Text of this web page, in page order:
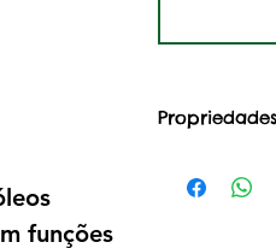
funções
✔️ Possui 3